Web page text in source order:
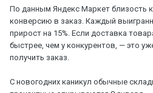
По данным Яндекс Маркет близость
конверсию в заказ. Каждый
прирост на 15%. Если доставка
быстрее, чем у конкурентов, — это
получить заказ.
С новогодних каникул обычные